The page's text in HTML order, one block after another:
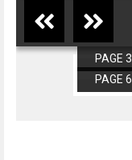
PAGE 3
PAGE 6